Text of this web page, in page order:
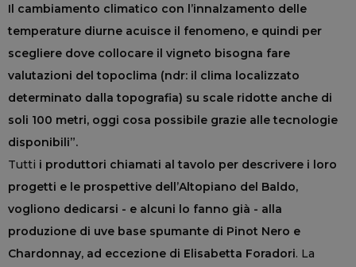
Il cambiamento climatico con l’innalzamento delle
temperature diurne acuisce il fenomeno, e quindi per
scegliere dove collocare il vigneto bisogna fare
valutazioni del topoclima (ndr: il clima localizzato
determinato dalla topografia) su scale ridotte anche di
soli 100 metri, oggi cosa possibile grazie alle tecnologie
disponibili”.
Tutti i produttori chiamati al tavolo per descrivere i loro
progetti e le prospettive dell’Altopiano del Baldo,
vogliono dedicarsi - e alcuni lo fanno già - alla
produzione di uve base spumante di Pinot Nero e
Chardonnay, ad eccezione di Elisabetta Foradori. La